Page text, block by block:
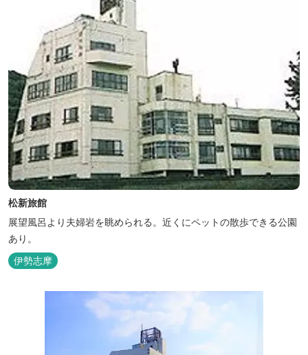
松新旅館
展望風呂より夫婦岩を眺められる。近くにペットの散歩できる公園
あり。
伊勢志摩